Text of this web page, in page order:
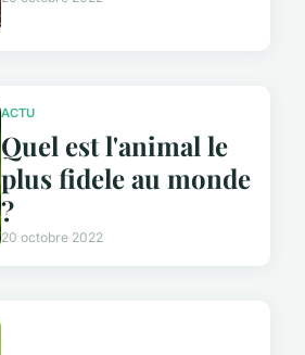
ACTU
Quel est l'animal le
plus fidele au monde
?
20 octobre 2022